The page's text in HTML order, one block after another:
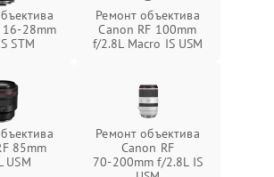
16‑28mm
STM
Ремонт объектива
Canon RF 100mm
f/2.8L Macro IS USM
85mm
USM
Ремонт объектива
Canon RF
70‑200mm f/2.8L IS